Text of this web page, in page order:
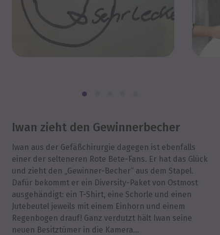
Iwan zieht den Gewinnerbecher
Iwan aus der Gefäßchirurgie dagegen ist ebenfalls
einer der selteneren Rote Bete-Fans. Er hat das Glück
und zieht den „Gewinner-Becher“ aus dem Stapel.
Dafür bekommt er ein Diversity-Paket von Ostmost
ausgehändigt: ein T-Shirt, eine Schorle und einen
Jutebeutel jeweils mit einem Einhorn und einem
Regenbogen drauf! Ganz verdutzt hält Iwan seine
neuen Besitztümer in die Kamera…